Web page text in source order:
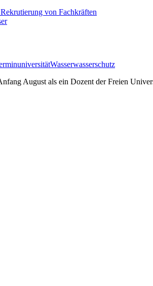
von Fachkräften
universitätWasserwasserschutz
August als ein Dozent der Freien